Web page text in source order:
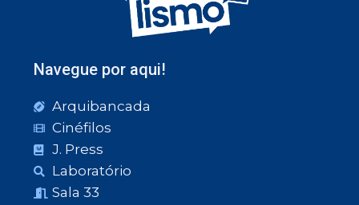
Navegue por aqui!
Arquibancada
Cinéfilos
J. Press
Laboratório
Sala 33